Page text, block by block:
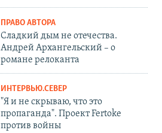
ПРАВО АВТОРА
Сладкий дым не отечества.
Андрей Архангельский – о
романе релоканта
ИНТЕРВЬЮ.СЕВЕР
"Я и не скрываю, что это
пропаганда". Проект Fertoke
против войны